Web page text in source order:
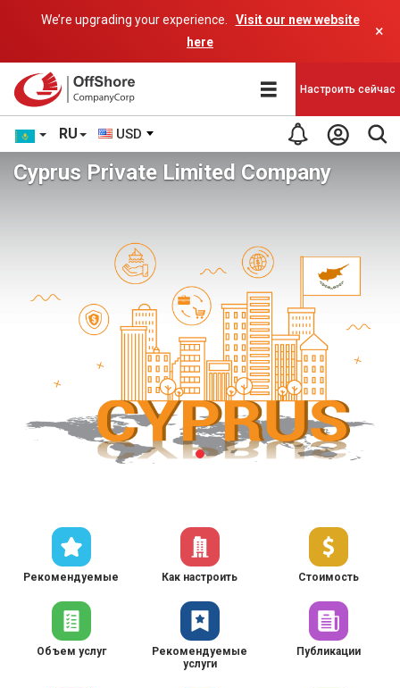
We’re upgrading your experience.
Visit our new website
here
×
RU USD
Настроить сейчас
Cyprus Private Limited Company
Рекомендуемые Как настроить Стоимость
Объем услуг
Рекомендуемые
услуги
Публикации